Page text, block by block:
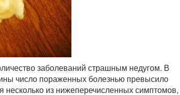
заболеваний страшным недугом. В
число пораженных болезнью превысило
из нижеперечисленных симптомов,